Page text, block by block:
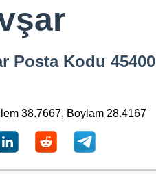
Posta Kodu 45400
38.7667, Boylam 28.4167